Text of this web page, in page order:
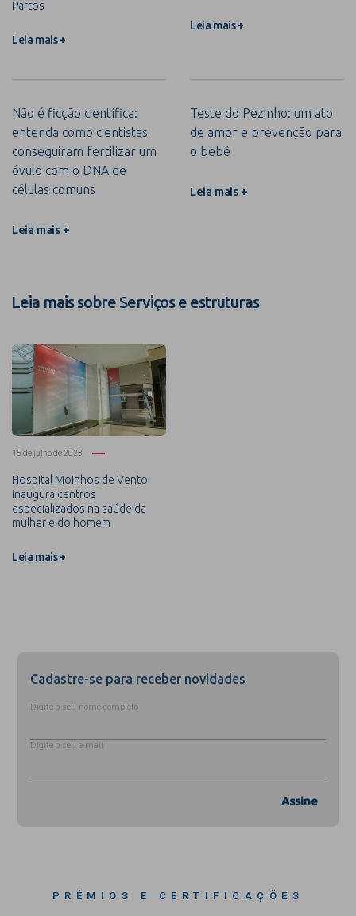
Partos
Leia mais +
Leia mais +
Não é ficção científica:
entenda como cientistas
conseguiram fertilizar um
óvulo com o DNA de
células comuns
Leia mais +
Teste do Pezinho: um ato
de amor e prevenção para
o bebê
Leia mais +
Leia mais sobre Serviços e estruturas
15 de julho de 2023
Hospital Moinhos de Vento
inaugura centros
especializados na saúde da
mulher e do homem
Leia mais +
Cadastre-se para receber novidades
Digite o seu nome completo
Digite o seu e-mail
Assine
PRÊMIOS E CERTIFICAÇÕES